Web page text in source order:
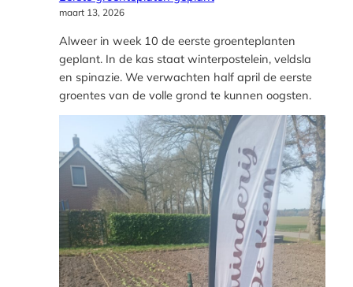
maart 13, 2026
Alweer in week 10 de eerste groenteplanten
geplant. In de kas staat winterpostelein, veldsla
en spinazie. We verwachten half april de eerste
groentes van de volle grond te kunnen oogsten.